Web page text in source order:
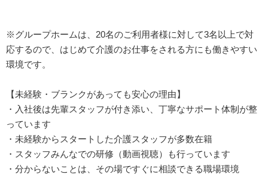
※グループホームは、20名のご利用者様に対して3名以上で対
応するので、はじめて介護のお仕事をされる方にも働きやすい
環境です。
【未経験・ブランクがあっても安心の理由】
・入社後は先輩スタッフが付き添い、丁寧なサポート体制が整
っています
・未経験からスタートした介護スタッフが多数在籍
・スタッフみんなでの研修（動画視聴）も行っています
・分からないことは、その場ですぐに相談できる職場環境